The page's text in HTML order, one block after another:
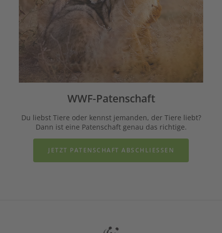
WWF-Patenschaft
Du liebst Tiere oder kennst jemanden, der Tiere liebt?
Dann ist eine Patenschaft genau das richtige.
JETZT PATENSCHAFT ABSCHLIESSEN